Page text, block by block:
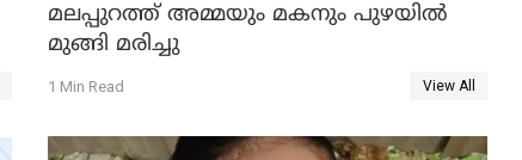
മലപ്പുറത്ത് അമ്മയും മകനും പുഴയിൽ
മുങ്ങി മരിച്ചു
1 Min Read View All